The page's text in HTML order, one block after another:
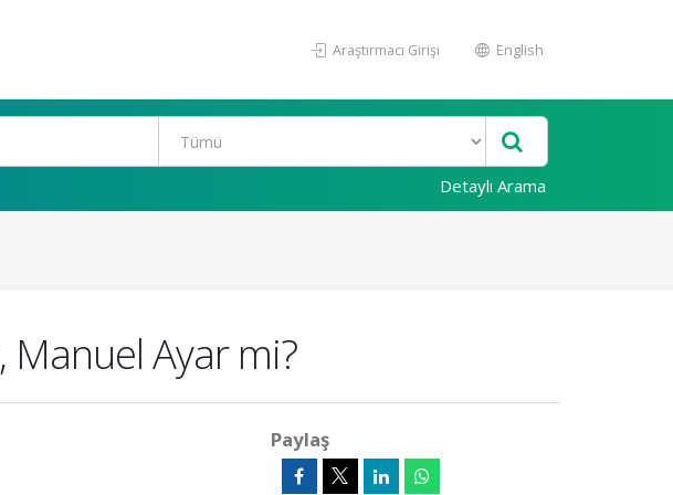
Araştırmacı Girişi English
Detaylı Arama
Manuel Ayar mi?
Paylaş